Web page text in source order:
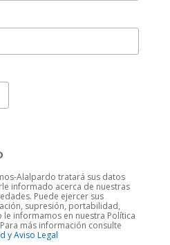
Alalpardo tratará sus datos
informado acerca de nuestras
Puede ejercer sus
supresión, portabilidad,
informamos en nuestra Política
más información consulte
y Aviso Legal